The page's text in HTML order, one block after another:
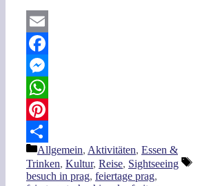
Email
Facebook
Messenger
WhatsApp
Pinterest
Teilen
Kategorien
Allgemein, Aktivitäten, Essen &
Trinken, Kultur, Reise, Sightseeing
besuch in prag, feiertage prag,